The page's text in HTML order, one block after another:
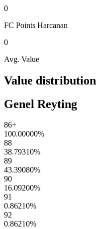
0
FC Points Harcanan
0
Avg. Value
Value distribution
Genel Reyting
86+
100.00000%
88
38.79310%
89
43.39080%
90
16.09200%
91
0.86210%
92
0.86210%